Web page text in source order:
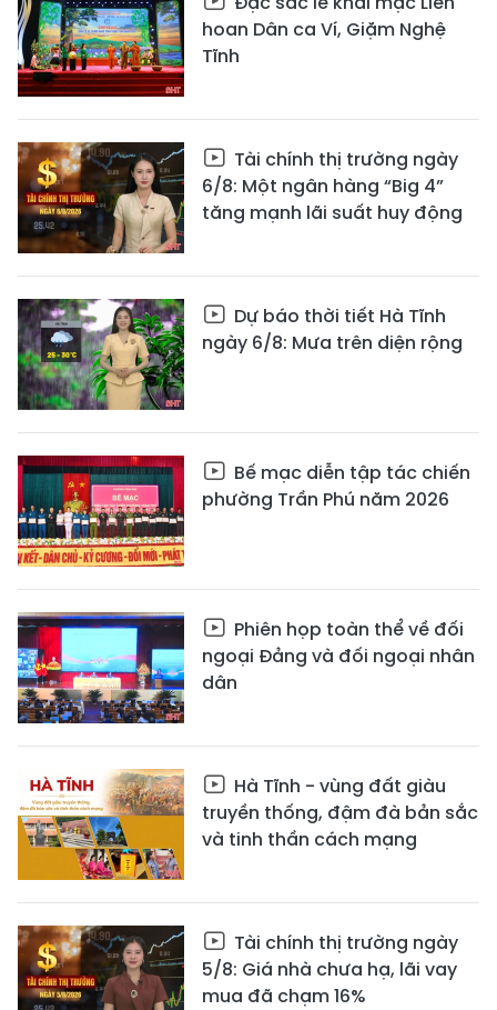
hoan Dân ca Ví, Giặm Nghệ
Tĩnh
Tài chính thị trường ngày
6/8: Một ngân hàng “Big 4”
tăng mạnh lãi suất huy động
Dự báo thời tiết Hà Tĩnh
ngày 6/8: Mưa trên diện rộng
Bế mạc diễn tập tác chiến
phường Trần Phú năm 2026
Phiên họp toàn thể về đối
ngoại Đảng và đối ngoại nhân
dân
Hà Tĩnh - vùng đất giàu
truyền thống, đậm đà bản sắc
và tinh thần cách mạng
Tài chính thị trường ngày
5/8: Giá nhà chưa hạ, lãi vay
mua đã chạm 16%